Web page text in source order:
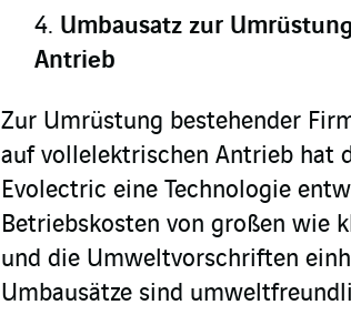
Umbausatz zur
Antrieb
Zur Umrüstung bestehender
auf vollelektrischen Antrieb hat
Evolectric eine Technologie
Betriebskosten von großen wie
und die Umweltvorschriften
Umbausätze sind